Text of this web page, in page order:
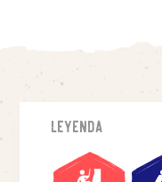
Leyenda